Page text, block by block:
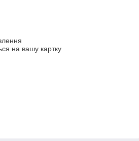
на вашу картку